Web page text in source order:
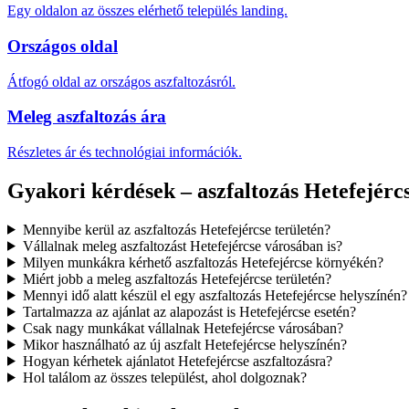
Egy oldalon az összes elérhető település landing.
Országos oldal
Átfogó oldal az országos aszfaltozásról.
Meleg aszfaltozás ára
Részletes ár és technológiai információk.
Gyakori kérdések – aszfaltozás
Mennyibe kerül az aszfaltozás Hetefejércse területén?
Vállalnak meleg aszfaltozást Hetefejércse városában is?
Milyen munkákra kérhető aszfaltozás Hetefejércse környékén?
Miért jobb a meleg aszfaltozás Hetefejércse területén?
Mennyi idő alatt készül el egy aszfaltozás Hetefejércse helyszínén?
Tartalmazza az ajánlat az alapozást is Hetefejércse esetén?
Csak nagy munkákat vállalnak Hetefejércse városában?
Mikor használható az új aszfalt Hetefejércse helyszínén?
Hogyan kérhetek ajánlatot Hetefejércse aszfaltozásra?
Hol találom az összes települést, ahol dolgoznak?